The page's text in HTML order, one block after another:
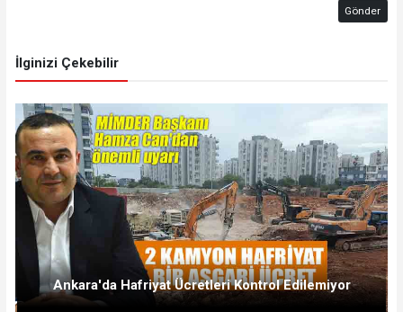
Gönder
İlginizi Çekebilir
Ankara'da Hafriyat Ücretleri Kontrol Edilemiyor